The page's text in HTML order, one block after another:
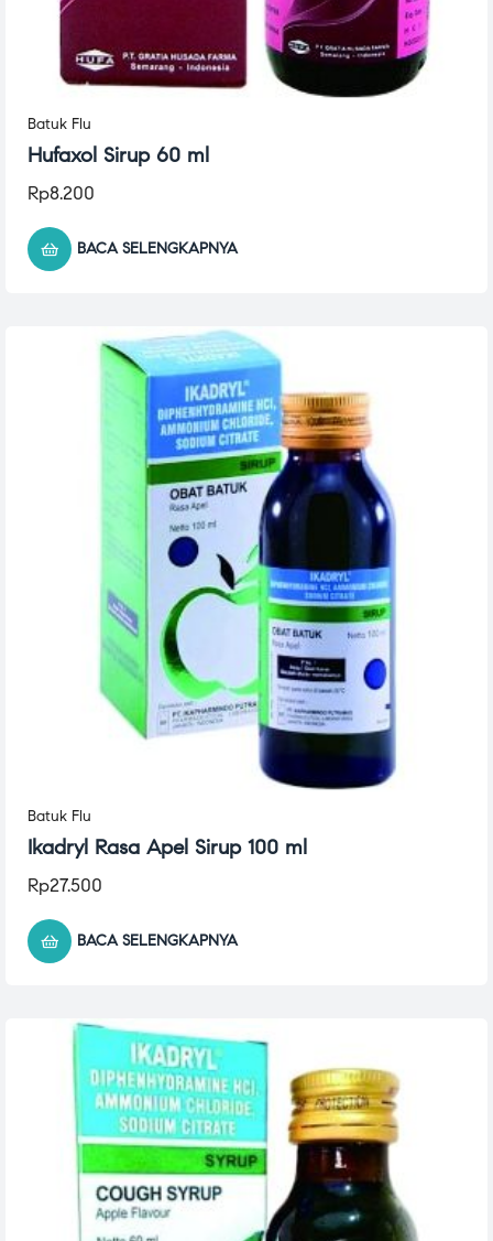
Batuk Flu
Hufaxol Sirup 60 ml
Rp8.200
BACA SELENGKAPNYA
Batuk Flu
Ikadryl Rasa Apel Sirup 100 ml
Rp27.500
BACA SELENGKAPNYA